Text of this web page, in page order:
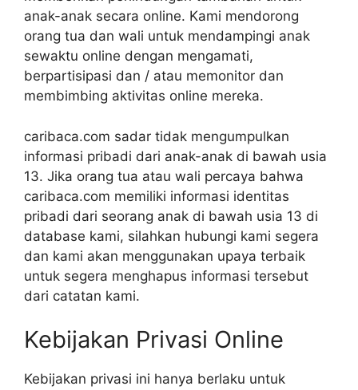
anak-anak secara online. Kami mendorong
orang tua dan wali untuk mendampingi anak
sewaktu online dengan mengamati,
berpartisipasi dan / atau memonitor dan
membimbing aktivitas online mereka.
caribaca.com sadar tidak mengumpulkan
informasi pribadi dari anak-anak di bawah usia
13. Jika orang tua atau wali percaya bahwa
caribaca.com memiliki informasi identitas
pribadi dari seorang anak di bawah usia 13 di
database kami, silahkan hubungi kami segera
dan kami akan menggunakan upaya terbaik
untuk segera menghapus informasi tersebut
dari catatan kami.
Kebijakan Privasi Online
Kebijakan privasi ini hanya berlaku untuk